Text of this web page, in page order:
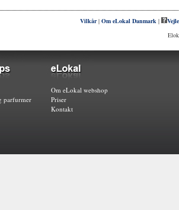
Vilkår| Om eLokal Danmark|
parfurmer
Om eLokal webshop
Priser
Kontakt